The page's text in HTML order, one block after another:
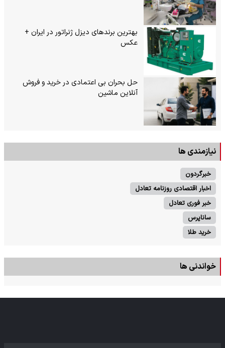
بهترین برندهای دیزل ژنراتور در ایران +
عکس
حل بحران بی‌ اعتمادی در خرید و فروش
آنلاین ماشین
نیازمندی ها
خبرگردون
اخبار اقتصادی روزنامه تعادل
خبر فوری تعادل
ساناپرس
خرید طلا
خواندنی ها